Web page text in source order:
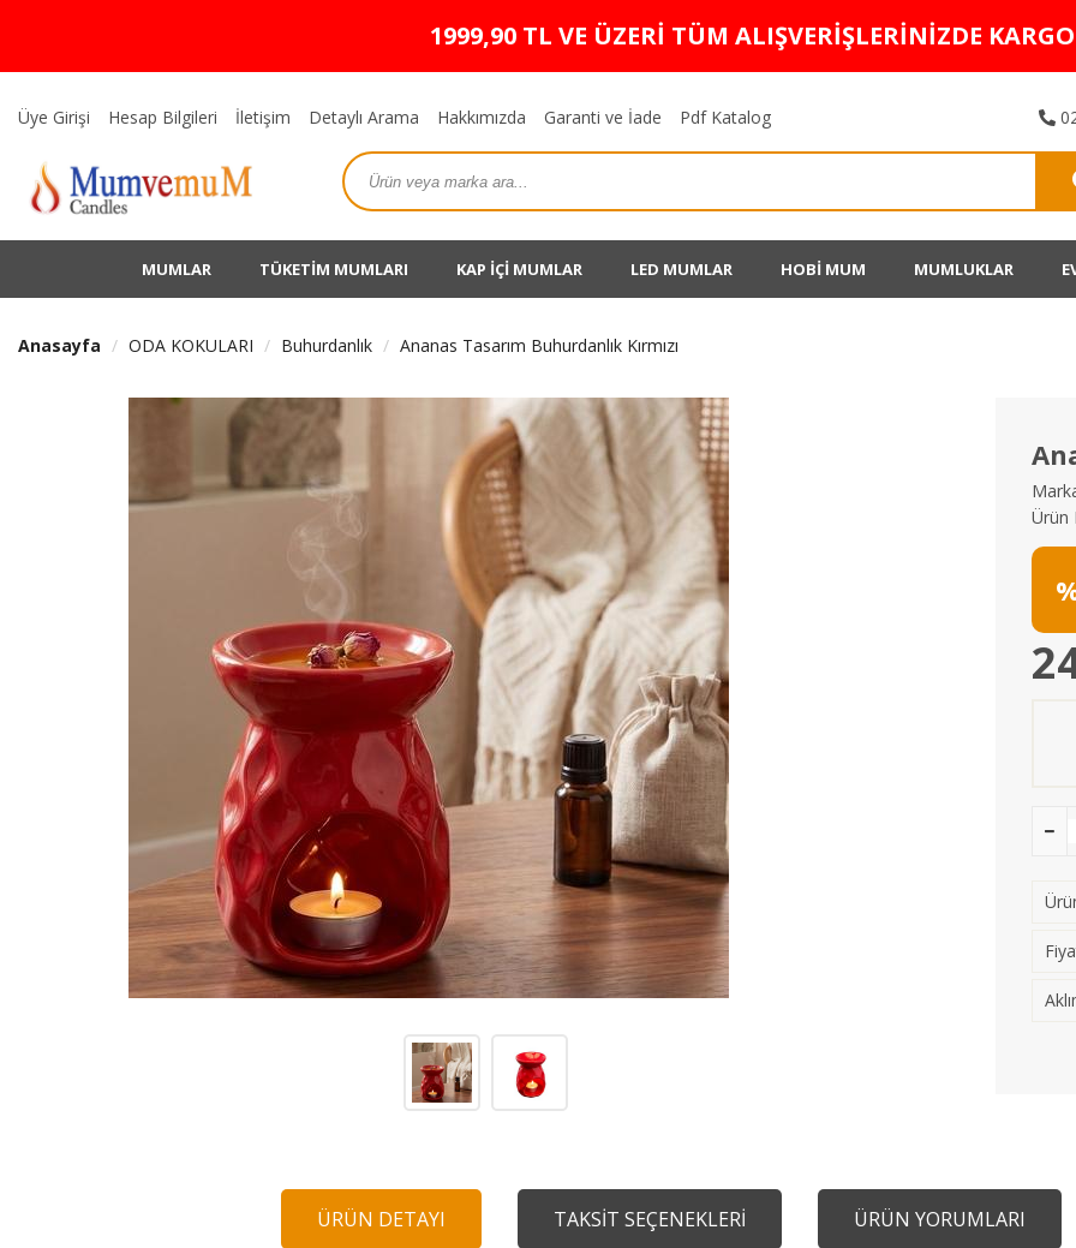
1999,90 TL VE ÜZERİ TÜM ALIŞVERİŞLERİNİZDE
Üye Girişi Hesap Bilgileri İletişim Detaylı Arama Hakkımızda Garanti ve İade Pdf Katalog
MUMLAR TÜKETİM MUMLARI KAP İÇİ MUMLAR LED MUMLAR HOBİ MUM MUMLUKLAR
Anasayfa ODA KOKULARI Buhurdanlık Ananas Tasarım Buhurdanlık Kırmızı
Ürün
ÜRÜN DETAYI TAKSİT SEÇENEKLERİ ÜRÜN YORUMLARI